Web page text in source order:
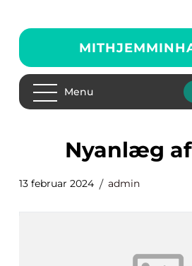
Menu
nyanlæg
13 februar 2024 admin